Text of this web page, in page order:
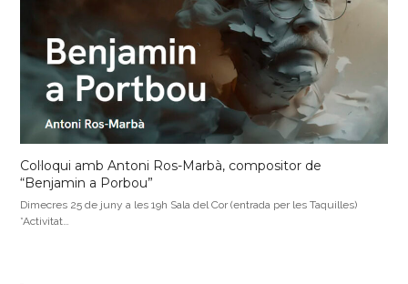
Col·loqui amb Antoni Ros-Marbà, compositor de
“Benjamin a Porbou”
Dimecres 25 de juny a les 19h Sala del Cor (entrada per les Taquilles)
*Activitat…